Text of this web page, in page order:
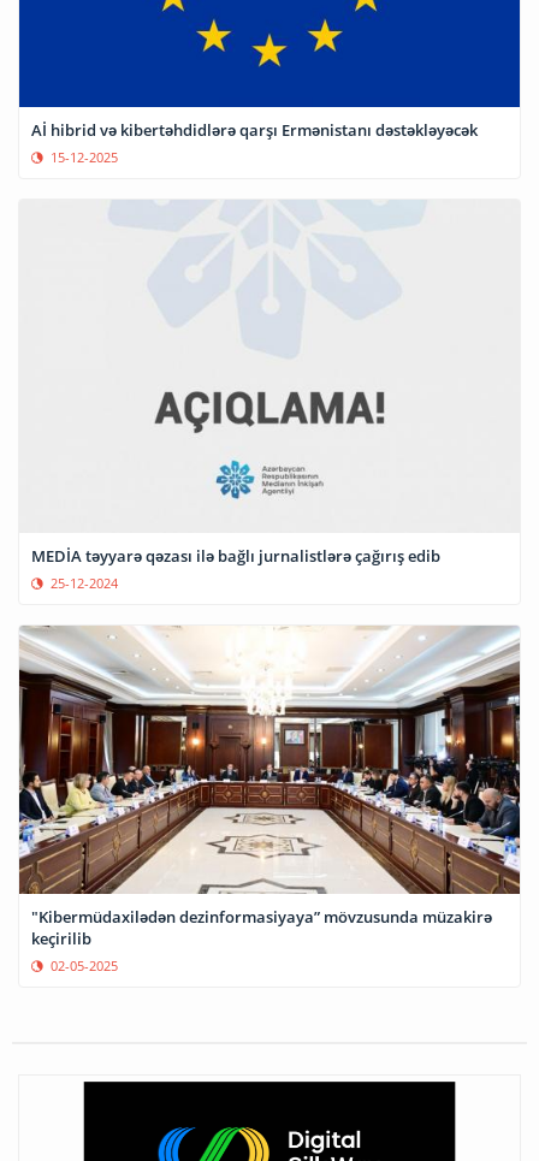
Aİ hibrid və kibertəhdidlərə qarşı Ermənistanı dəstəkləyəcək
15-12-2025
MEDİA təyyarə qəzası ilə bağlı jurnalistlərə çağırış edib
25-12-2024
"Kibermüdaxilədən dezinformasiyaya” mövzusunda müzakirə
keçirilib
02-05-2025